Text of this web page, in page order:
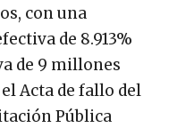
con una
de 8.913%
de 9 millones
Acta de fallo del
Pública